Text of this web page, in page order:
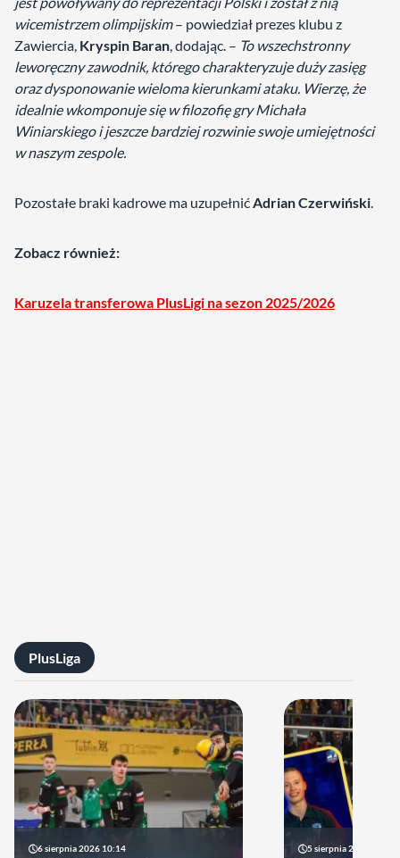
wicemistrzem olimpijskim– powiedział prezes klubu z
Zawiercia, Kryspin Baran, dodając. – To wszechstronny
leworęczny zawodnik, którego charakteryzuje duży zasięg
oraz dysponowanie wieloma kierunkami ataku. Wierzę, że
idealnie wkomponuje się w filozofię gry Michała
Winiarskiego i jeszcze bardziej rozwinie swoje umiejętności
w naszym zespole.
Pozostałe braki kadrowe ma uzupełnićAdrian Czerwiński.
Zobacz również:
Karuzela transferowa PlusLigi na sezon 2025/2026
PlusLiga
6 sierpnia 2026 10:14 5 sierpnia 2026 20:47